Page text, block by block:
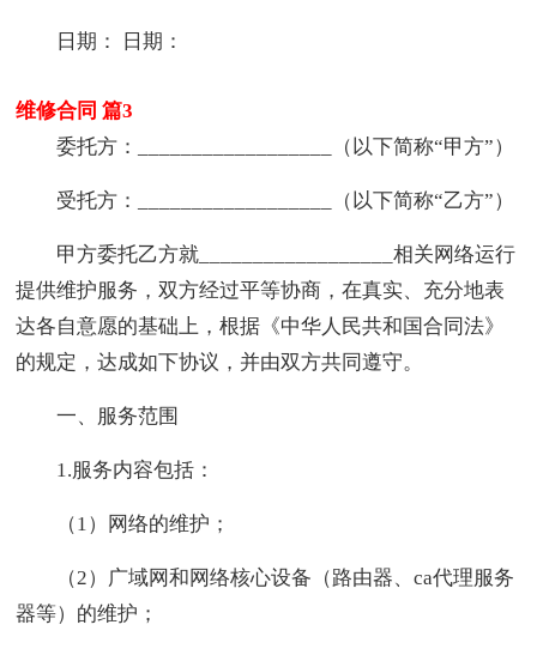
日期： 日期：
维修合同 篇3
委托方：__________________（以下简称“甲方”）
受托方：__________________（以下简称“乙方”）
甲方委托乙方就__________________相关网络运行
提供维护服务，双方经过平等协商，在真实、充分地表
达各自意愿的基础上，根据《中华人民共和国合同法》
的规定，达成如下协议，并由双方共同遵守。
一、服务范围
1.服务内容包括：
（1）网络的维护；
（2）广域网和网络核心设备（路由器、ca代理服务
器等）的维护；